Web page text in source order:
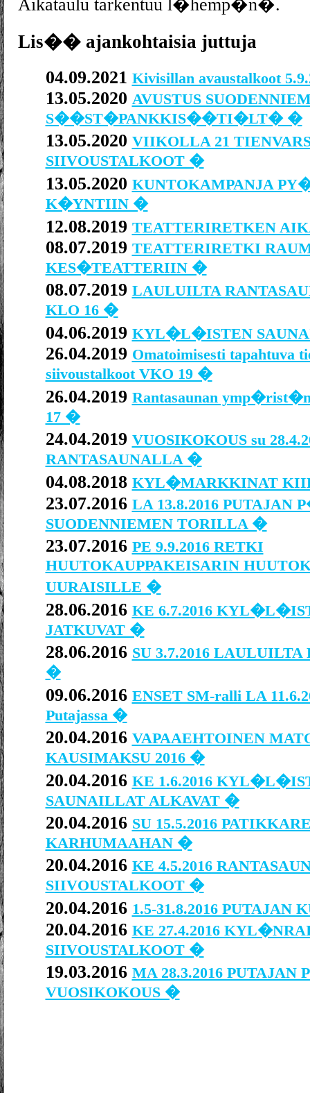
Aikataulu tarkentuu l�hemp�n�.
Lis�� ajankohtaisia juttuja
04.09.2021 Kivisillan avaustalkoot
13.05.2020 AVUSTUS
S��ST�PANKKIS��TI�LT� �
13.05.2020 VIIKOLLA 21
SIIVOUSTALKOOT �
13.05.2020 KUNTOKAMPANJA
K�YNTIIN �
12.08.2019 TEATTERIRETKEN
08.07.2019 TEATTERIRETKI
KES�TEATTERIIN �
08.07.2019 LAULUILTA
KLO 16 �
04.06.2019 KYL�L�ISTEN
26.04.2019 Omatoimisesti tapahtuva
siivoustalkoot VKO 19 �
26.04.2019 Rantasaunan
17 �
24.04.2019 VUOSIKOKOUS su
RANTASAUNALLA �
04.08.2018 KYL�MARKKINAT
23.07.2016 LA 13.8.2016 PUTAJAN
SUODENNIEMEN TORILLA �
23.07.2016 PE 9.9.2016 RETKI
HUUTOKAUPPAKEISARIN
UURAISILLE �
28.06.2016 KE 6.7.2016
JATKUVAT �
28.06.2016 SU 3.7.2016 LAULUILTA
�
09.06.2016 ENSET SM-ralli LA
Putajassa �
20.04.2016 VAPAAEHTOINEN
KAUSIMAKSU 2016 �
20.04.2016 KE 1.6.2016
SAUNAILLAT ALKAVAT �
20.04.2016 SU 15.5.2016
KARHUMAAHAN �
20.04.2016 KE 4.5.2016
SIIVOUSTALKOOT �
20.04.2016 1.5-31.8.2016 PUTAJAN
20.04.2016 KE 27.4.2016
SIIVOUSTALKOOT �
19.03.2016 MA 28.3.2016 PUTAJAN
VUOSIKOKOUS �